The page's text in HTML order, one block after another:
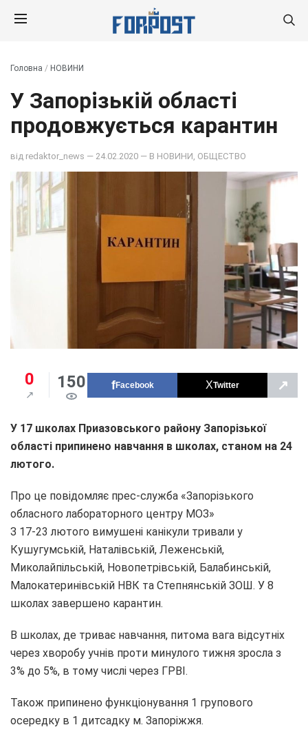
Головна / НОВИНИ
У Запорізькій області
продовжується карантин
від redaktor_news — 24.02.2020 — В НОВИНИ ОБЩЕСТВО
0 150 Facebook Twitter ↗
У 17 школах Приазовського району Запорізької
області припинено навчання в школах, станом на 24
лютого.
Про це повідомляє прес-служба «Запорізького
обласного лабораторного центру МОЗ»
З 17-23 лютого вимушені канікули тривали у
Кушугумській, Наталівській, Леженській,
Миколайпільській, Новопетрівській, Балабинській,
Малокатеринівській НВК та Степнянській ЗОШ. У 8
школах завершено карантин.
В школах, де триває навчання, питома вага відсутніх
через хворобу учнів проти минулого тижня зросла з
3% до 5%, в тому числі через ГРВІ.
Також припинено функціонування 1 групового
осередку в 1 дитсадку м. Запоріжжя.